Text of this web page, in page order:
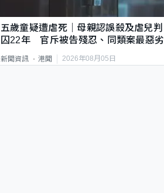
五歲童疑遭虐死｜母親認誤殺及虐兒判
囚22年 官斥被告殘忍、同類案最惡劣
新聞資訊 港聞 2026年08月05日